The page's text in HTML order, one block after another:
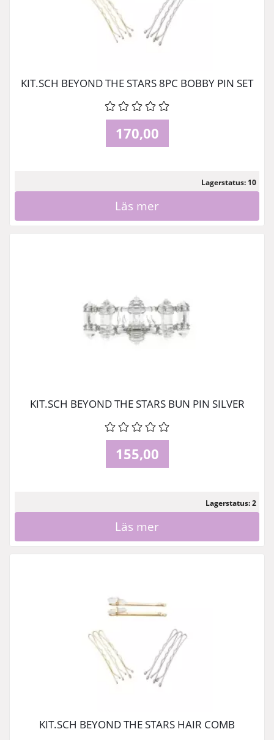
KIT.SCH BEYOND THE STARS 8PC BOBBY PIN SET
170,00
Lagerstatus: 10
Läs mer
KIT.SCH BEYOND THE STARS BUN PIN SILVER
155,00
Lagerstatus: 2
Läs mer
KIT.SCH BEYOND THE STARS HAIR COMB